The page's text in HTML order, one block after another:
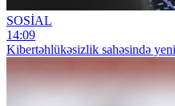
SOSİAL
14:09
Kibertəhlükəsizlik sahəsində